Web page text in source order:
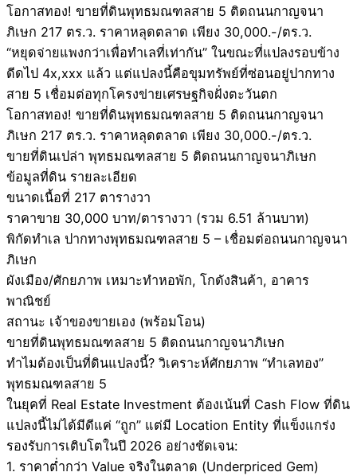
โอกาสทอง! ขายที่ดินพุทธมณฑลสาย 5 ติดถนนกาญจนา
ภิเษก 217 ตร.ว. ราคาหลุดตลาด เพียง 30,000.-/ตร.ว.
“หยุดจ่ายแพงกว่าเพื่อทำเลที่เท่ากัน” ในขณะที่แปลงรอบข้าง
ดีดไป 4x,xxx แล้ว แต่แปลงนี้คือขุมทรัพย์ที่ซ่อนอยู่ปากทาง
สาย 5 เชื่อมต่อทุกโครงข่ายเศรษฐกิจฝั่งตะวันตก
โอกาสทอง! ขายที่ดินพุทธมณฑลสาย 5 ติดถนนกาญจนา
ภิเษก 217 ตร.ว. ราคาหลุดตลาด เพียง 30,000.-/ตร.ว.
ขายที่ดินเปล่า พุทธมณฑลสาย 5 ติดถนนกาญจนาภิเษก
ข้อมูลที่ดิน รายละเอียด
ขนาดเนื้อที่ 217 ตารางวา
ราคาขาย 30,000 บาท/ตารางวา (รวม 6.51 ล้านบาท)
พิกัดทำเล ปากทางพุทธมณฑลสาย 5 – เชื่อมต่อถนนกาญจนา
ภิเษก
ผังเมือง/ศักยภาพ เหมาะทำหอพัก, โกดังสินค้า, อาคาร
พาณิชย์
สถานะ เจ้าของขายเอง (พร้อมโอน)
ขายที่ดินพุทธมณฑลสาย 5 ติดถนนกาญจนาภิเษก
ทำไมต้องเป็นที่ดินแปลงนี้? วิเคราะห์ศักยภาพ “ทำเลทอง”
พุทธมณฑลสาย 5
ในยุคที่ Real Estate Investment ต้องเน้นที่ Cash Flow ที่ดิน
แปลงนี้ไม่ได้มีดีแค่ “ถูก” แต่มี Location Entity ที่แข็งแกร่ง
รองรับการเติบโตในปี 2026 อย่างชัดเจน:
1. ราคาต่ำกว่า Value จริงในตลาด (Underpriced Gem)